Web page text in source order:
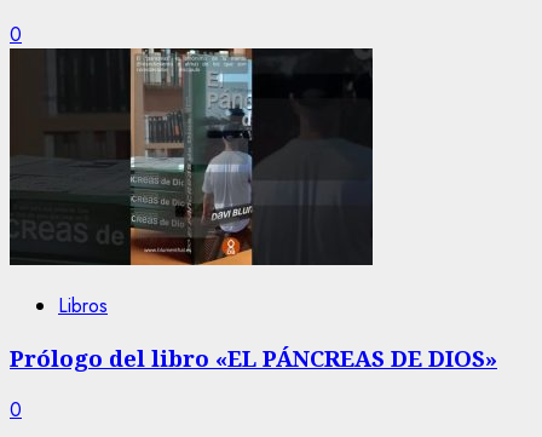
0
Libros
Prólogo del libro «EL PÁNCREAS DE DIOS»
0